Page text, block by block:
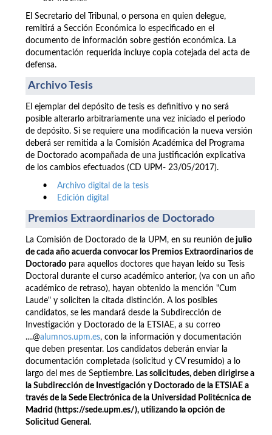
El Secretario del Tribunal, o persona en quien delegue,
remitirá a Sección Económica lo especificado en el
documento de información sobre gestión económica. La
documentación requerida incluye copia cotejada del acta de
defensa.
Archivo Tesis
El ejemplar del depósito de tesis es definitivo y no será
posible alterarlo arbitrariamente una vez iniciado el periodo
de depósito. Si se requiere una modificación la nueva versión
deberá ser remitida a la Comisión Académica del Programa
de Doctorado acompañada de una justificación explicativa
de los cambios efectuados (CD UPM- 23/05/2017).
• Archivo digital de la tesis
•
Edición digital
Premios Extraordinarios de Doctorado
La Comisión de Doctorado de la UPM, en su reunión de julio
de cada año acuerda convocar los Premios Extraordinarios de
Doctorado para aquellos doctores que hayan leído su Tesis
Doctoral durante el curso académico anterior, (va con un año
académico de retraso), hayan obtenido la mención "Cum
Laude" y soliciten la citada distinción. A los posibles
candidatos, se les mandará desde la Subdirección de
Investigación y Doctorado de la ETSIAE, a su correo
....@alumnos.upm.es, con la información y documentación
que deben presentar. Los candidatos deberán enviar la
documentación completada (solicitud y CV resumido) a lo
largo del mes de Septiembre. Las solicitudes, deben dirigirse a
la Subdirección de Investigación y Doctorado de la ETSIAE a
través de la Sede Electrónica de la Universidad Politécnica de
Madrid (https://sede.upm.es/), utilizando la opción de
Solicitud General.